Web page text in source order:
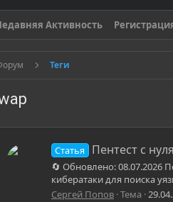
Активность
Теги
Статья Пентест с
🔄 Обновлено: 08.07.2026
кибератаки для поиска
Сергей Попов Тема